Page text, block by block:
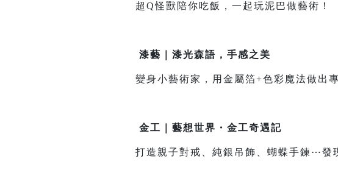
超Q怪獸陪你吃飯，一起玩泥巴做藝術！
漆藝｜漆光森語，手感之美
變身小藝術家，用金屬箔+色彩魔法做出
金工｜藝想世界・金工奇遇記
打造親子對戒、純銀吊飾、蝴蝶手鍊⋯發